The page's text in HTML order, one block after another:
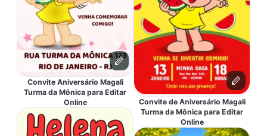
Convite Aniversário Magali
Turma da Mônica para Editar
Online
Convite de Aniversário Magali
Turma da Mônica para Editar
Online